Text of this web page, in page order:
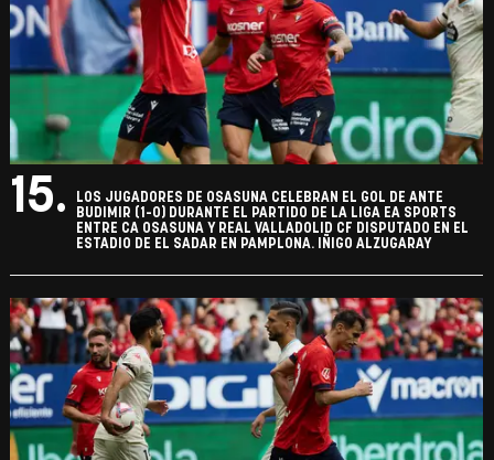
15.
LOS JUGADORES DE OSASUNA CELEBRAN EL GOL DE ANTE
BUDIMIR (1-0) DURANTE EL PARTIDO DE LA LIGA EA SPORTS
ENTRE CA OSASUNA Y REAL VALLADOLID CF DISPUTADO EN EL
ESTADIO DE EL SADAR EN PAMPLONA. IÑIGO ALZUGARAY